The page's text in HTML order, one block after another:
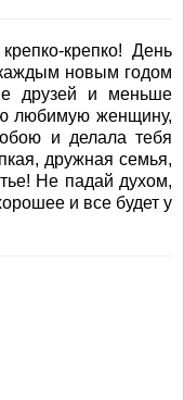
крепко! День
новым годом
друзей и меньше
любимую женщину,
и делала тебя
дружная семья,
Не падай духом,
и все будет у